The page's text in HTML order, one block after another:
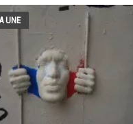
UNE